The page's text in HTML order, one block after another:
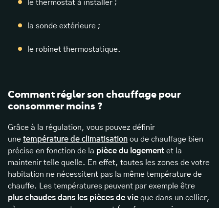
le thermostat à installer ;
la sonde extérieure ;
le robinet thermostatique.
Comment régler son chauffage pour
consommer moins ?
Grâce à la régulation, vous pouvez définir
une température de climatisation ou de chauffage bien
précise en fonction de la pièce du logement et la
maintenir telle quelle. En effet, toutes les zones de votre
habitation ne nécessitent pas la même température de
chauffe. Les températures peuvent par exemple être
plus chaudes dans les pièces de vie que dans un cellier,